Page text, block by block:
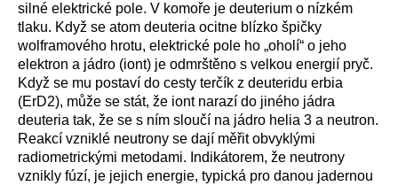
silné elektrické pole. V komoře je deuterium o nízkém
tlaku. Když se atom deuteria ocitne blízko špičky
wolframového hrotu, elektrické pole ho „oholí“ o jeho
elektron a jádro (iont) je odmrštěno s velkou energií pryč.
Když se mu postaví do cesty terčík z deuteridu erbia
(ErD2), může se stát, že iont narazí do jiného jádra
deuteria tak, že se s ním sloučí na jádro helia 3 a neutron.
Reakcí vzniklé neutrony se dají měřit obvyklými
radiometrickými metodami. Indikátorem, že neutrony
vznikly fúzí, je jejich energie, typická pro danou jadernou